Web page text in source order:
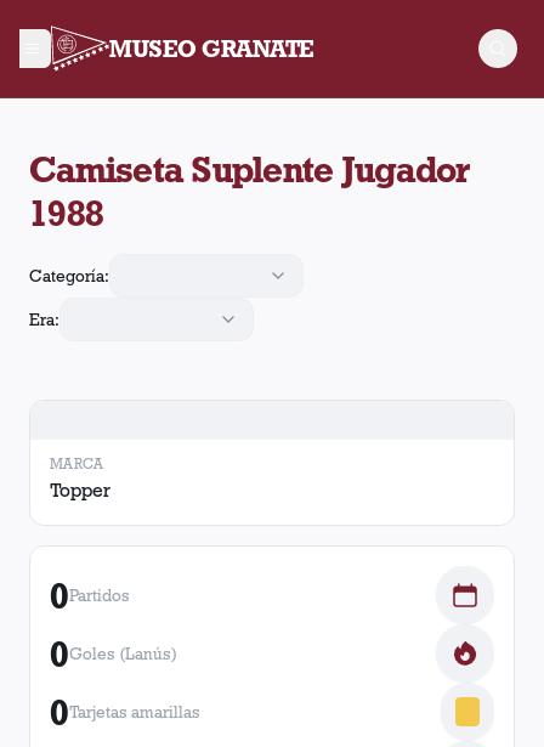
MUSEO GRANATE
Camiseta Suplente Jugador
1988
Categoría:
Era:
MARCA
Topper
0Partidos
0Goles (Lanús)
0Tarjetas amarillas